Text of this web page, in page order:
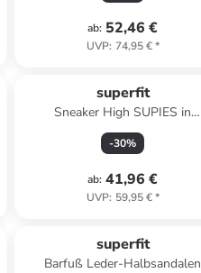
ab: 52,46 €
UVP: 74,95 €*
superfit
Sneaker High SUPIES in
Hellgrün/Gelb
-30%
ab: 41,96 €
UVP: 59,95 €*
superfit
Barfuß Leder-Halbsandalen